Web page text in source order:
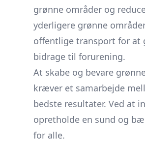
grønne områder og
yderligere grønne
offentlige transport for at
bidrage til forurening.
At skabe og bevare
kræver et samarbejde
bedste resultater. Ved at
opretholde en sund og
for alle.